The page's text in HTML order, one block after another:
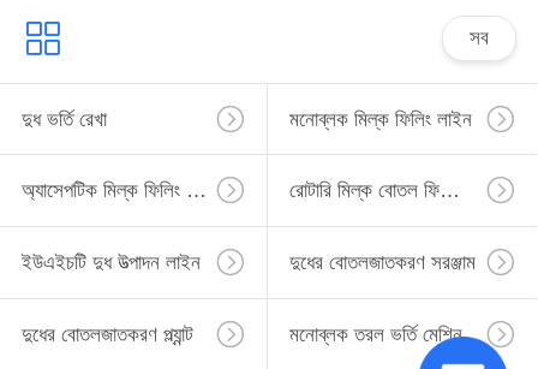
সব
দুধ ভর্তি রেখা মনোব্লক মিল্ক ফিলিং লাইন
অ্যাসেপটিক মিল্ক ফিলিং লাইন রোটারি মিল্ক বোতল ফিলিং লাইন
ইউএইচটি দুধ উত্পাদন লাইন দুধের বোতলজাতকরণ সরঞ্জাম
দুধের বোতলজাতকরণ প্ল্যান্ট মনোব্লক তরল ভর্তি মেশিন